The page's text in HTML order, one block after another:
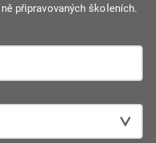
připravovaných školeních.